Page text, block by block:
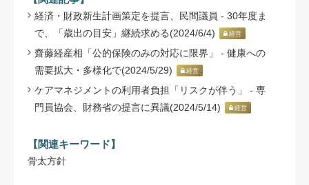
経済・財政新生計画策定を提言、民間議員 - 30年度ま
で、「歳出の目安」継続求める(2024/6/4)
経営
齋藤経産相「公的保険のみの対応に限界」 - 健康への
需要拡大・多様化で(2024/5/29)
経営
ケアマネジメントの利用者負担「リスクが伴う」 - 専
門員協会、財務省の提言に異議(2024/5/14)
経営
【関連キーワード】
骨太方針